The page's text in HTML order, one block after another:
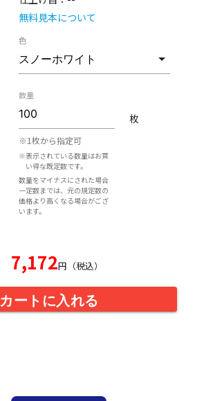
無料見本について
色
数量
※1枚から指定可
※表示されている数量はお買
い得な既定数です。
数量をマイナスにされた場合
一定数までは、元の規定数の
価格より高くなる場合がござ
います。
枚
7,172円（税込）
カートに入れる